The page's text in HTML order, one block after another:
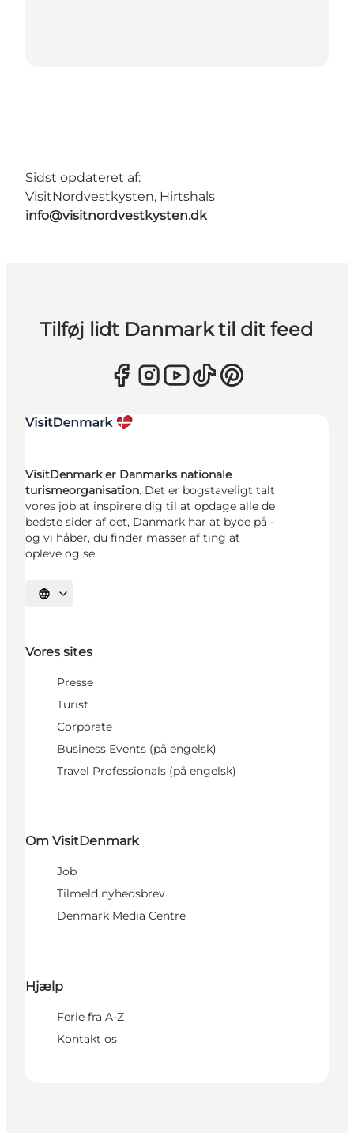
Sidst opdateret af:
VisitNordvestkysten, Hirtshals
info@visitnordvestkysten.dk
Tilføj lidt Danmark til dit feed
VisitDenmark er Danmarks nationale
turismeorganisation. Det er bogstaveligt talt
vores job at inspirere dig til at opdage alle de
bedste sider af det, Danmark har at byde på -
og vi håber, du finder masser af ting at
opleve og se.
Vælg sprog
Vores sites
Presse
Turist
Corporate
Business Events (på engelsk)
Travel Professionals (på engelsk)
Om VisitDenmark
Job
Tilmeld nyhedsbrev
Denmark Media Centre
Hjælp
Ferie fra A-Z
Kontakt os